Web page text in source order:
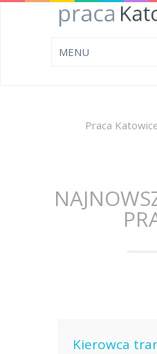
Praca
Kierowca